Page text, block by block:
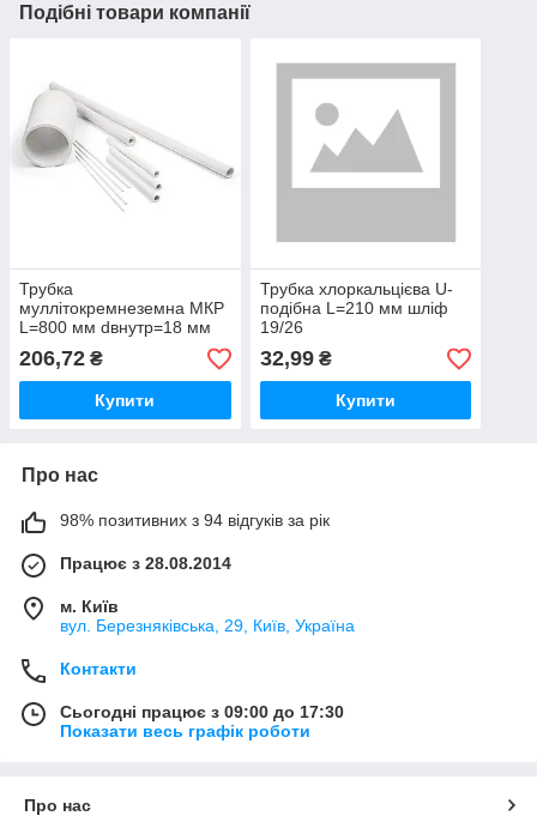
Подібні товари компанії
Трубка
муллітокремнеземна МКР
L=800 мм dвнутр=18 мм
206,72 ₴
Купити
Трубка хлоркальцієва U-
подібна L=210 мм шліф
19/26
32,99₴
Купити
Про нас
98% позитивних з 94 відгуків за рік
Працює з 28.08.2014
м. Київ
вул. Березняківська, 29, Київ, Україна
Контакти
Сьогодні працює з 09:00 до 17:30
Показати весь графік роботи
Про нас